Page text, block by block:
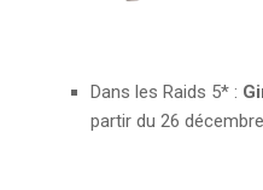
Dans les Raids 5* :
partir du 26